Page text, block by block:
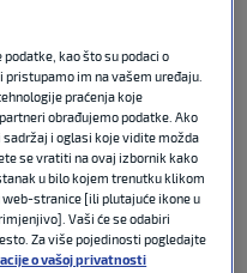
su napravljeni prvi
jeReal
misli odustati od
Real ima posljednjih
kao što su podaci o
im na vašem uređaju.
praćenja koje
obrađujemo podatke. Ako
sadržaj i oglasi koje vidite možda
se vratiti na ovaj izbornik kako
u bilo kojem trenutku klikom
stranice [ili plutajuće ikone u
Vaši će se odabiri
Za više pojedinosti pogledajte
o vašoj privatnosti